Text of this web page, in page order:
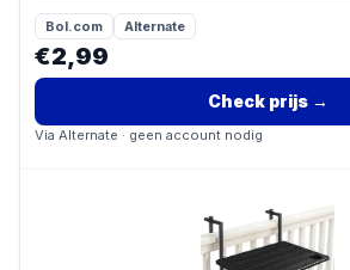
Bol.com Alternate
€2,99
Check prijs→
Via Alternate · geen account nodig